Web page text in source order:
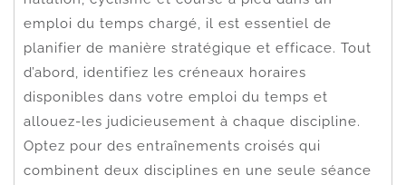
emploi du temps chargé, il est essentiel de
planifier de manière stratégique et efficace. Tout
d’abord, identifiez les créneaux horaires
disponibles dans votre emploi du temps et
allouez-les judicieusement à chaque discipline.
Optez pour des entraînements croisés qui
combinent deux disciplines en une seule séance